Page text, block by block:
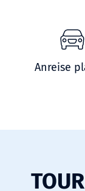
Anreise